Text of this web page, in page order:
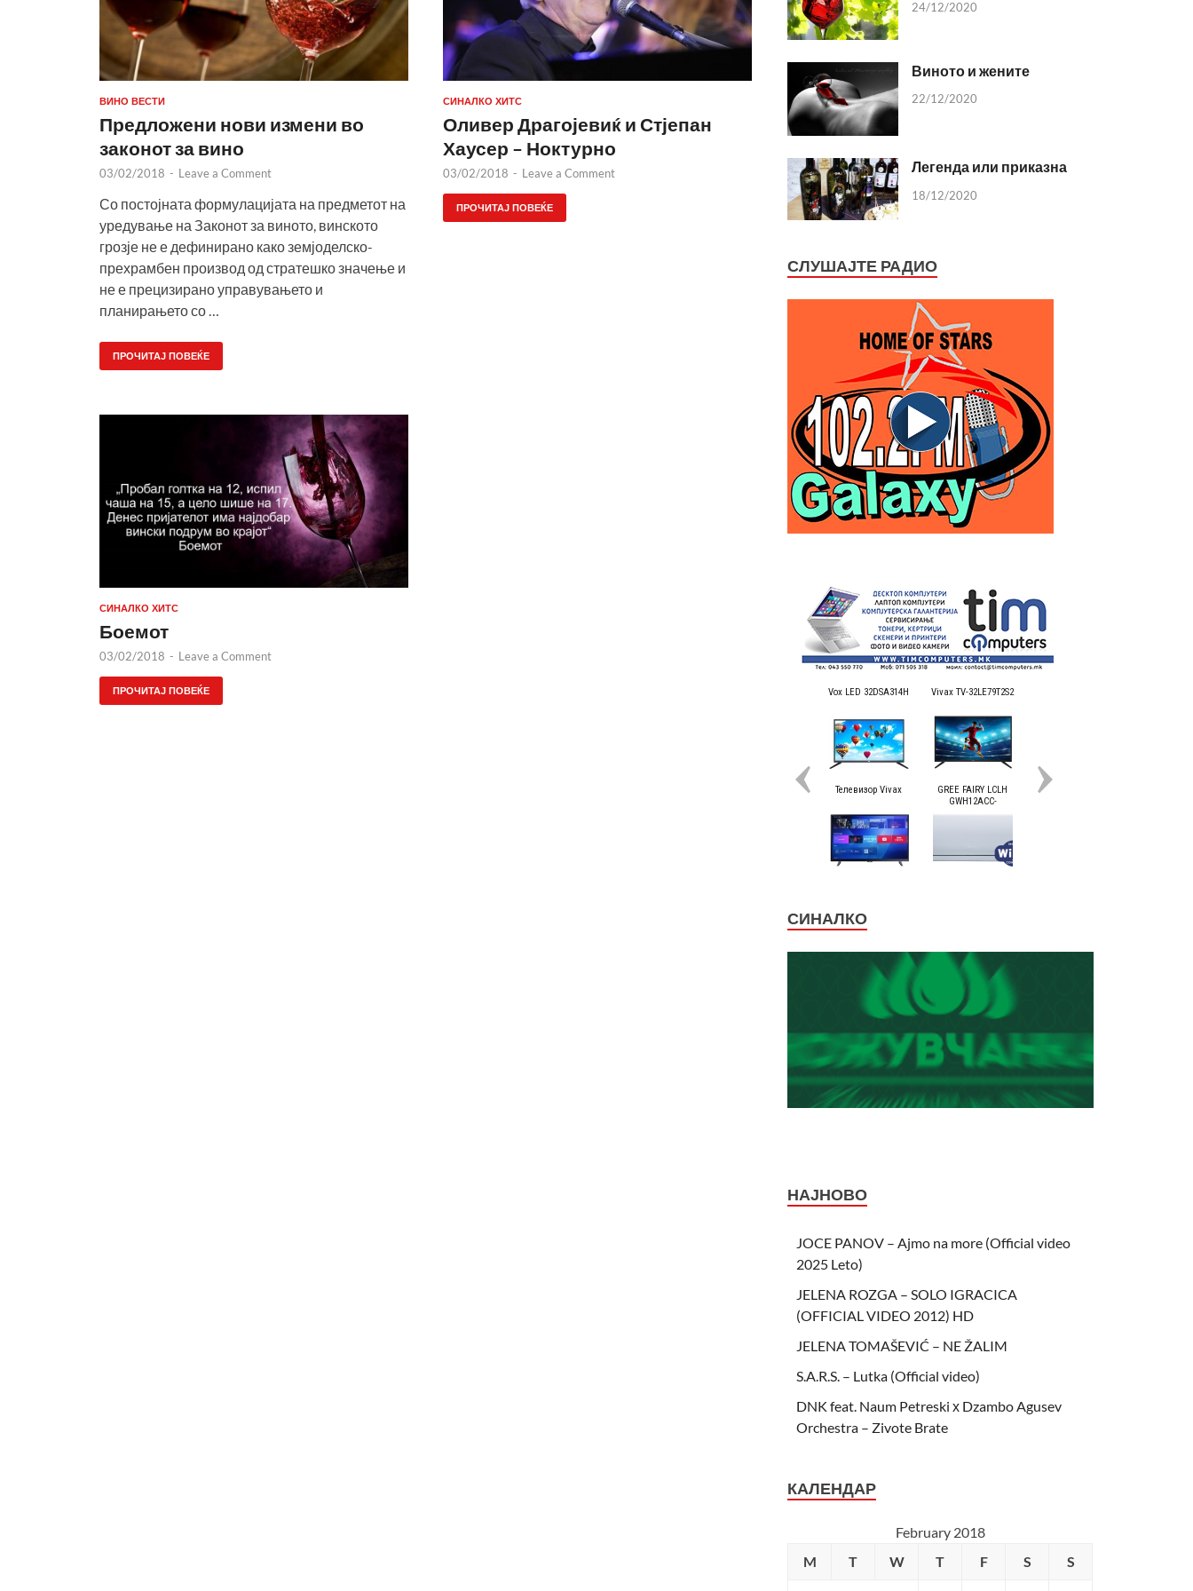
ВИНО ВЕСТИ
Предложени нови измени во
законот за вино
03/02/2018 - Leave a Comment
Со постојната формулацијата на предметот на
уредување на Законот за виното, винското
грозје не е дефинирано како земјоделско-
прехрамбен производ од стратешко значење и
не е прецизирано управувањето и
планирањето со …
ПРОЧИТАЈ ПОВЕЌЕ
СИНАЛКО ХИТС
Оливер Драгојевиќ и Стјепан
Хаусер – Ноктурно
03/02/2018 - Leave a Comment
ПРОЧИТАЈ ПОВЕЌЕ
СИНАЛКО ХИТС
Боемот
03/02/2018 - Leave a Comment
ПРОЧИТАЈ ПОВЕЌЕ
24/12/2020
Виното и жените
22/12/2020
Легенда или приказна
18/12/2020
СЛУШАЈТЕ РАДИО
СИНАЛКО
НАЈНОВО
JOCE PANOV – Ajmo na more (Official video
2025 Leto)
JELENA ROZGA – SOLO IGRACICA
(OFFICIAL VIDEO 2012) HD
JELENA TOMAŠEVIĆ – NE ŽALIM
S.A.R.S. – Lutka (Official video)
DNK feat. Naum Petreski х Dzambo Agusev
Orchestra – Zivote Brate
КАЛЕНДАР
February 2018
M
T W T F S S